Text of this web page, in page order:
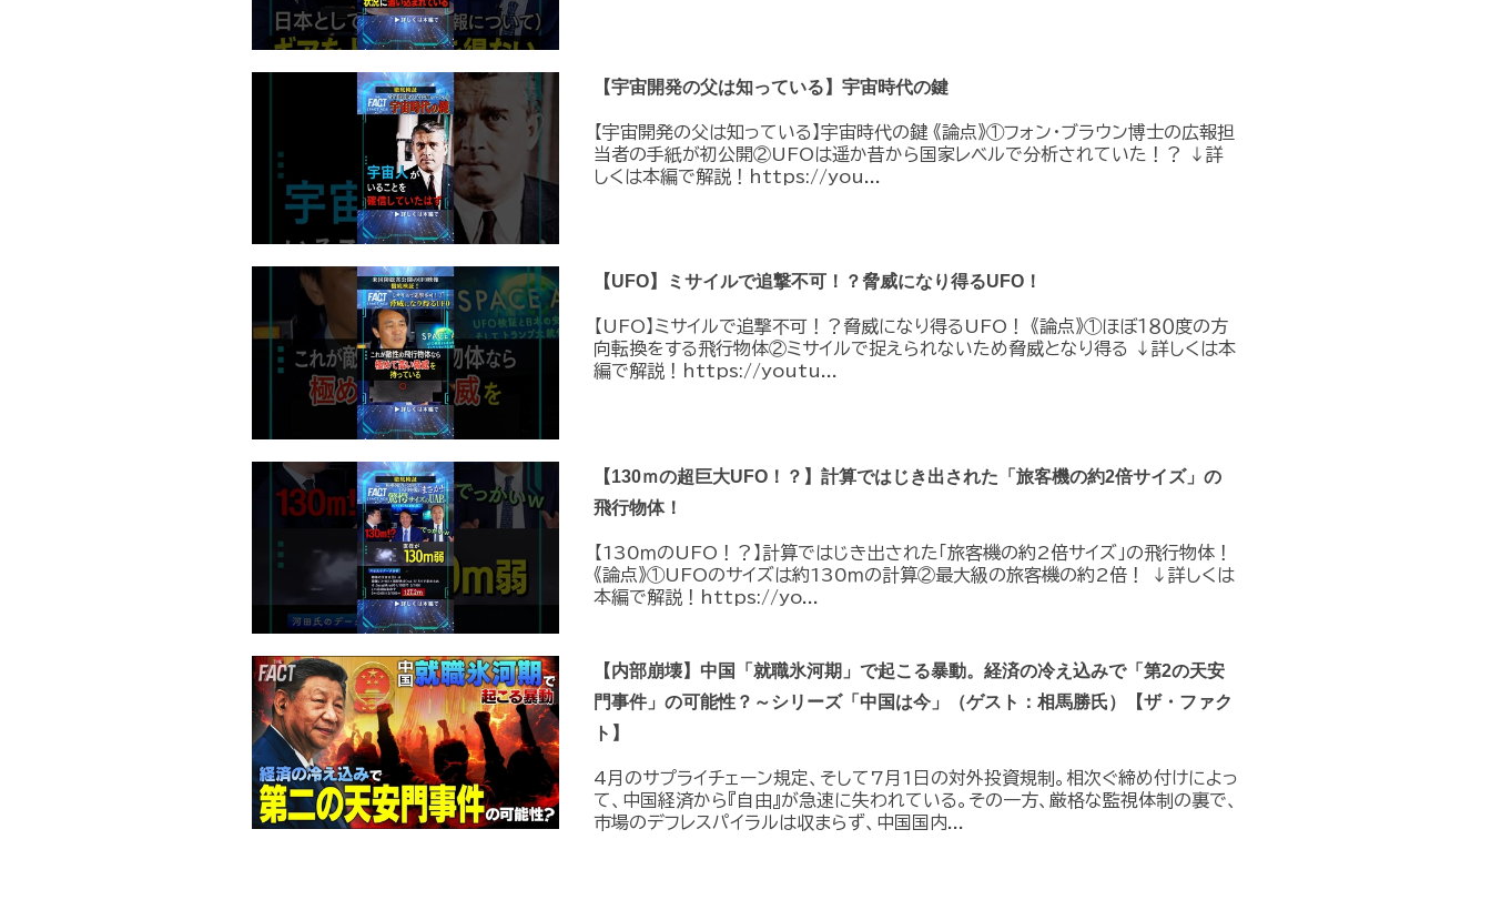
【宇宙開発の父は知っている】宇宙時代の鍵
【宇宙開発の父は知っている】宇宙時代の鍵 《論点》①フォン・ブラウン博士の広報担
当者の手紙が初公開②UFOは遥か昔から国家レベルで分析されていた！？ ↓詳
しくは本編で解説！https://you...
【UFO】ミサイルで追撃不可！？脅威になり得るUFO！
【UFO】ミサイルで追撃不可！？脅威になり得るUFO！ 《論点》①ほぼ１８０度の方
向転換をする飛行物体②ミサイルで捉えられないため脅威となり得る ↓詳しくは本
編で解説！https://youtu...
【130ｍの超巨大UFO！？】計算ではじき出された「旅客機の約2倍サイズ」の
飛行物体！
【130ｍのUFO！？】計算ではじき出された「旅客機の約2倍サイズ」の飛行物体！
《論点》①UFOのサイズは約130ｍの計算②最大級の旅客機の約2倍！ ↓詳しくは
本編で解説！https://yo...
【内部崩壊】中国「就職氷河期」で起こる暴動。経済の冷え込みで「第2の天安
門事件」の可能性？～シリーズ「中国は今」（ゲスト：相馬勝氏）【ザ・ファク
ト】
4月のサプライチェーン規定、そして7月1日の対外投資規制。相次ぐ締め付けによっ
て、中国経済から『自由』が急速に失われている。その一方、厳格な監視体制の裏で、
市場のデフレスパイラルは収まらず、中国国内...